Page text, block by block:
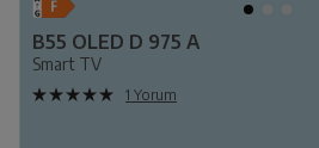
B55 OLED D 975 A
Smart TV
1 Yorum